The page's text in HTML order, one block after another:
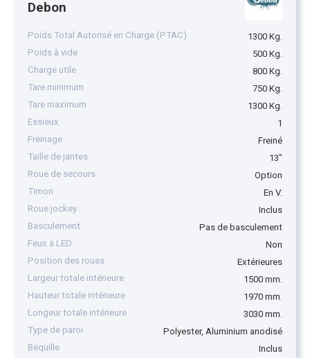
Debon
Poids Total Autorisé en Charge (PTAC)
1300 Kg.
Poids à vide
500 Kg.
Charge utile
800 Kg.
Tare minimum
750 Kg.
Tare maximum
1300 Kg.
Essieux
1
Freinage
Freiné
Taille de jantes
13"
Roue de secours
Option
Timon
En V.
Roue jockey
Inclus
Basculement
Pas de basculement
Feux à LED
Non
Position des roues
Extérieures
Largeur totale intérieure
1500 mm.
Hauteur totale intérieure
1970 mm.
Longeur totale intérieure
3030 mm.
Type de paroi
Polyester, Aluminium anodisé
Béquille
Inclus